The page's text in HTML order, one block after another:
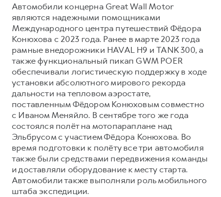
Автомобили концерна Great Wall Motor
являются надежными помощниками
Международного центра путешествий Фёдора
Конюхова с 2023 года. Ранее в марте 2023 года
рамные внедорожники HAVAL H9 и TANK 300, а
также функциональный пикап GWM POER
обеспечивали логистическую поддержку в ходе
установки абсолютного мирового рекорда
дальности на тепловом аэростате,
поставленным Фёдором Конюховым совместно
с Иваном Меняйло. В сентябре того же года
состоялся полёт на мотопараплане над
Эльбрусом с участием Фёдора Конюхова. Во
время подготовки к полёту все три автомобиля
также были средствами передвижения команды
и доставляли оборудование к месту старта.
Автомобили также выполняли роль мобильного
штаба экспедиции.